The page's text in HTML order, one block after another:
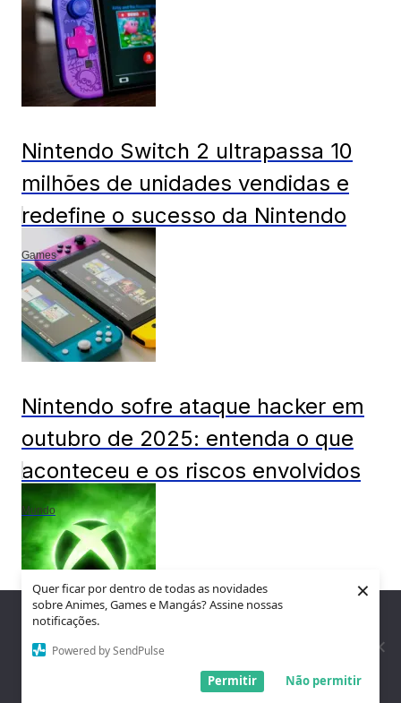
Quer ficar por dentro de todas as novidades
sobre Animes, Games e Mangás? Assine nossas
notificações.
Powered by SendPulse
Não permitir
Permitir
×
Nintendo Switch 2 ultrapassa 10
milhões de unidades vendidas e
redefine o sucesso da Nintendo
Games
Nintendo sofre ataque hacker em
outubro de 2025: entenda o que
aconteceu e os riscos envolvidos
Mundo
Xbox Project Helix: o estado alfa
só chega em 2027 — e isso diz
Nós utilizamos cookies para garantir que você tenha a melhor
experiência em nosso site. Se você continua a usar este site,
assumimos que você está satisfeito.
Entendi!